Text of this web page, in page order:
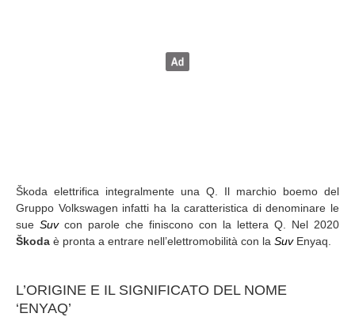
Škoda elettrifica integralmente una Q. Il marchio boemo del
Gruppo Volkswagen infatti ha la caratteristica di denominare le
sue Suvcon parole che finiscono con la lettera Q. Nel 2020
Škoda è pronta a entrare nell’elettromobilità con la SuvEnyaq.
L’ORIGINE E IL SIGNIFICATO DEL NOME
‘ENYAQ’